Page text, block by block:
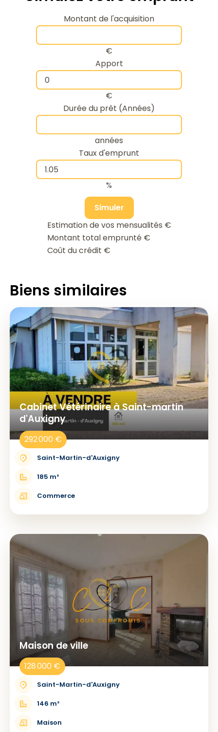
Montant de l'acquisition
€
Apport
€
Durée du prêt (Années)
années
Taux d'emprunt
%
Simuler
Estimation de vos mensualités €
Montant total emprunté €
Coût du crédit €
Biens similaires
Cabinet Vétérinaire à Saint-martin
d'Auxigny
292 000 €
Saint-Martin-d'Auxigny
185 m²
Commerce
Maison de ville
128 000 €
Saint-Martin-d'Auxigny
146 m²
Maison